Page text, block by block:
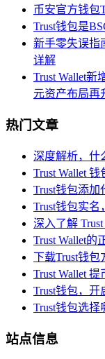
币安官方钱包
Trust钱包是
新手零失误指
详解
Trust Wallet新
元资产布局再
热门文章
深度解析，什
Trust Wallet
Trust钱包添加
Trust钱包实
深入了解
Trust Wallet的
下载Trust钱包
Trust Wallet
Trust钱包，
Trust钱包选
站点信息